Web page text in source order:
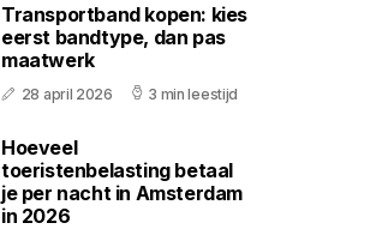
Transportband kopen: kies
eerst bandtype, dan pas
maatwerk
28 april 2026 3 min leestijd
Hoeveel
toeristenbelasting betaal
je per nacht in Amsterdam
in 2026